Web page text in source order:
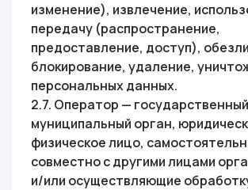
изменение), извлечение,
передачу (распространение,
предоставление, доступ),
блокирование, удаление,
персональных данных.
2.7. Оператор —
муниципальный орган,
физическое лицо,
совместно с другими лицами
и/или осуществляющие